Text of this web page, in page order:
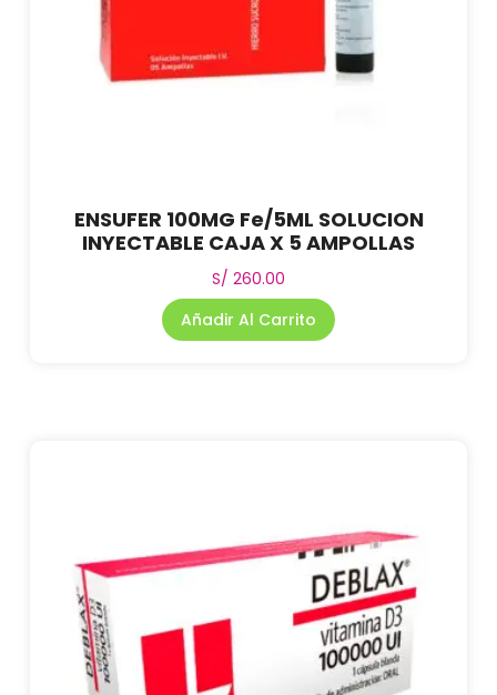
ENSUFER 100MG Fe/5ML SOLUCION
INYECTABLE CAJA X 5 AMPOLLAS
S/ 260.00
Añadir Al Carrito